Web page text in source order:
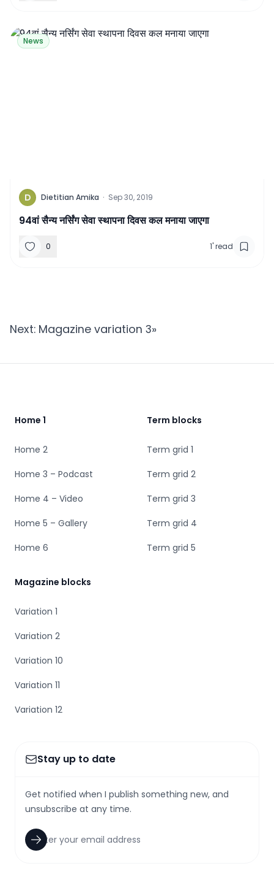
News
D Dietitian Amika · Sep 30, 2019
94वां सैन्य नर्सिंग सेवा स्थापना दिवस कल मनाया जाएगा
0 1'read
Next: Magazine variation 3»
Home 1
Home 2
Home 3 – Podcast
Home 4 – Video
Home 5 – Gallery
Home 6
Term blocks
Term grid 1
Term grid 2
Term grid 3
Term grid 4
Term grid 5
Magazine blocks
Variation 1
Variation 2
Variation 10
Variation 11
Variation 12
Stay up to date
Get notified when I publish something new, and
unsubscribe at any time.